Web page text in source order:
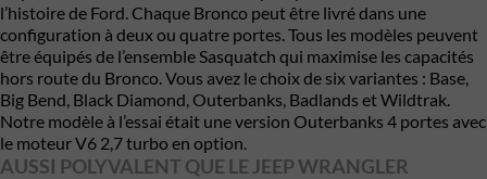
l’histoire de Ford. Chaque Bronco peut être livré dans une
configuration à deux ou quatre portes. Tous les modèles peuvent
être équipés de l’ensemble Sasquatch qui maximise les capacités
hors route du Bronco. Vous avez le choix de six variantes : Base,
Big Bend, Black Diamond, Outerbanks, Badlands et Wildtrak.
Notre modèle à l’essai était une version Outerbanks 4 portes avec
le moteur V6 2,7 turbo en option.
AUSSI POLYVALENT QUE LE JEEP WRANGLER